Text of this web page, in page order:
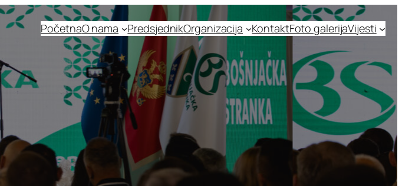
PočetnaO nama PredsjednikOrganizacija KontaktFoto galerijaVijesti